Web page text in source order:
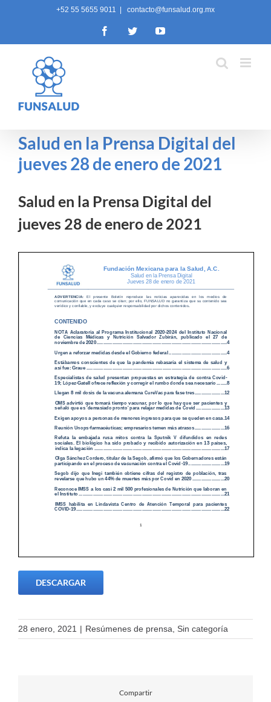
+52 55 5655 9011 contacto@funsalud.org.mx
FacebookTwitterYouTube
Salud en la Prensa Digital del
jueves 28 de enero de 2021
Salud en la Prensa Digital del
jueves 28 de enero de 2021
DESCARGAR
28 enero, 2021 | Resúmenes de prensa, Sin categoría
Compartir